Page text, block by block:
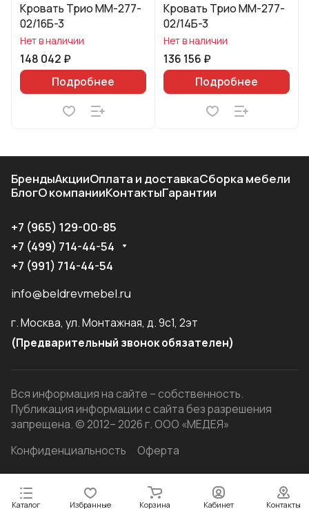
Кровать Трио ММ-277-
02/16Б-3
Нет в наличии
148 042 ₽
Подробнее
Кровать Трио ММ-277-
02/14Б-3
Нет в наличии
136 156 ₽
Подробнее
Каталог Избранные Корзина Кабинет Контакты
БрендыАкцииОплата и доставкаСборка мебели
БлогО компанииКонтактыГарантии
+7 (965) 129-00-85
+7 (499) 714-44-54
+7 (991) 714-44-54
info@beldrevmebel.ru
г. Москва, ул. Монтажная, д. 9с1, 2эт
(Предварительный звонок обязателен)
Вся информация на сайте – собственность.
Публикация информации с сайта без разрешения
запрещена. © 2012– 2026 г. ООО «МЕДЕЯ»
Конфиденциальность
Оферта